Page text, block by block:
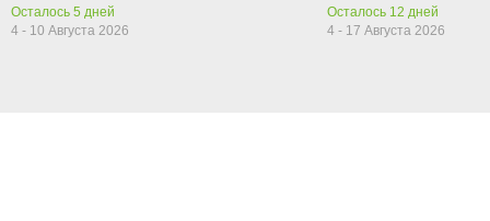
Осталось 5 дней
4 - 10 Августа 2026
Осталось 12 дней
4 - 17 Августа 2026